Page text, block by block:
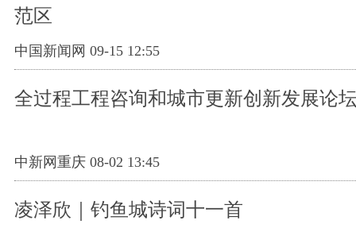
范区
中国新闻网 09-15 12:55
全过程工程咨询和城市更新创新发展论
中新网重庆 08-02 13:45
凌泽欣｜钓鱼城诗词十一首